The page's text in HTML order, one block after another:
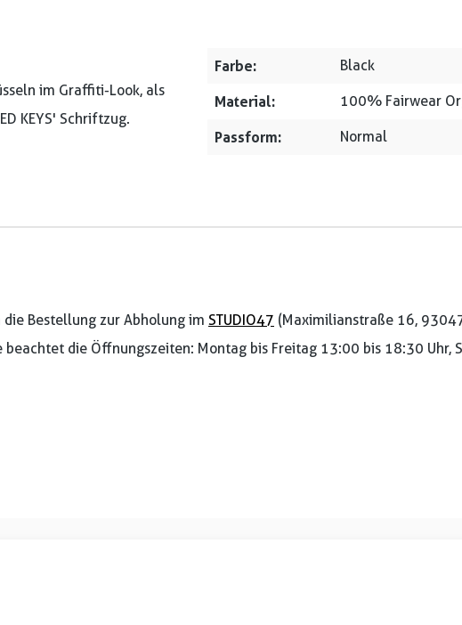
im Graffiti-Look, als
KEYS' Schriftzug.
Farbe: Black
Material: 100% Fairwear
Passform: Normal
Bestellung zur Abholung im STUDIO47 (Maximilianstraße 16,
die Öffnungszeiten: Montag bis Freitag 13:00 bis 18:30 Uhr,